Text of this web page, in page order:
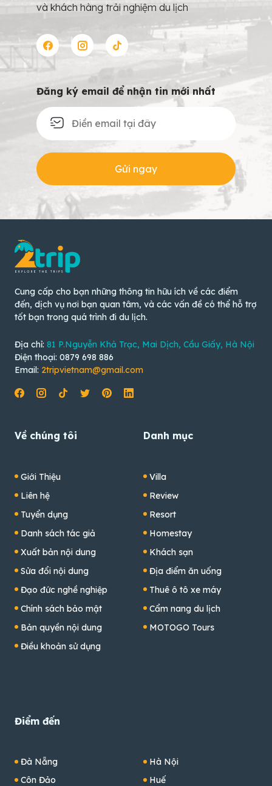
và khách hàng trải nghiệm du lịch
Đăng ký email để nhận tin mới nhất
Gửi ngay
Cung cấp cho bạn những thông tin hữu ích về các điểm
đến, dịch vụ nơi bạn quan tâm, và các vấn đề có thể hỗ trợ
tốt bạn trong quá trình đi du lịch.
Địa chỉ: 81 P.Nguyễn Khả Trạc, Mai Dịch, Cầu Giấy, Hà Nội
Điện thoại: 0879 698 886
Email: 2tripvietnam@gmail.com
Về chúng tôi
Giới Thiệu
Liên hệ
Tuyển dụng
Danh sách tác giả
Xuất bản nội dung
Sửa đổi nội dung
Đạo đức nghề nghiệp
Chính sách bảo mật
Bản quyền nội dung
Điều khoản sử dụng
Danh mục
Villa
Review
Resort
Homestay
Khách sạn
Địa điểm ăn uống
Thuê ô tô xe máy
Cẩm nang du lịch
MOTOGO Tours
Điểm đến
Đà Nẵng
Côn Đảo
Hà Nội
Huế